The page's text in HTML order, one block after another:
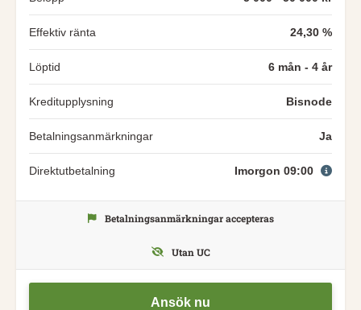
Effektiv ränta 24,30 %
Löptid 6 mån - 4 år
Kreditupplysning Bisnode
Betalningsanmärkningar Ja
Direktutbetalning Imorgon 09:00
Ansök nu
Betalningsanmärkningar accepteras
Utan UC